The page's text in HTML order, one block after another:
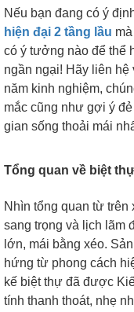
Nếu bạn đang có ý
hiện đại 2 tầng lầu
có ý tưởng nào để thể
ngần ngại! Hãy liên
năm kinh nghiệm,
mắc cũng như gợi ý
gian sống thoải mái
Tổng quan về biệt
Nhìn tổng quan từ
sang trọng và lịch lãm
lớn, mái bằng xéo.
hứng từ phong cách
kế biệt thự đã được
tính thanh thoát, nhẹ